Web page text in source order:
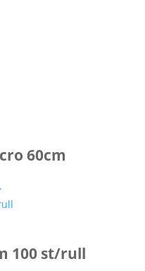
60cm
100 st/rull